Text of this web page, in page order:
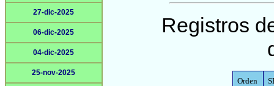
27-dic-2025
06-dic-2025
04-dic-2025
25-nov-2025
Registros
Orden